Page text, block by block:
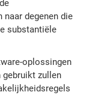
degenen die
substantiële
oplossingen
gebruikt zullen